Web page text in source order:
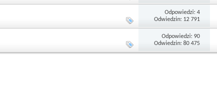
Odpowiedzi: 4
Odwiedzin: 12 791
Odpowiedzi: 90
Odwiedzin: 80 475